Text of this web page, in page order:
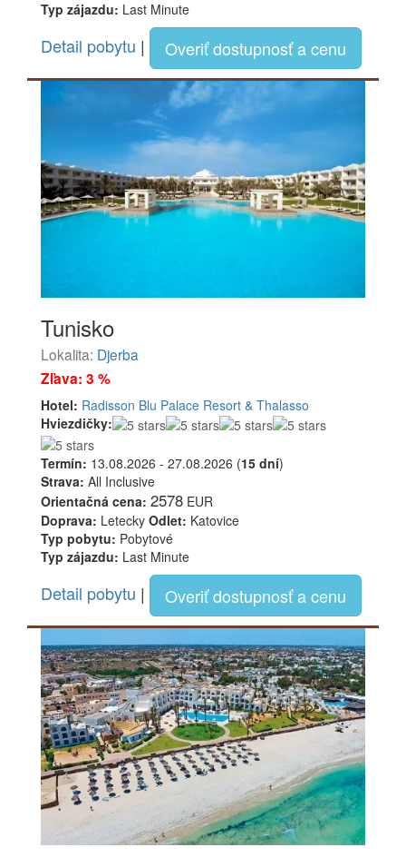
Typ zájazdu: Last Minute
Detail pobytu | Overiť dostupnosť a cenu
Tunisko
Lokalita: Djerba
Zľava: 3 %
Hotel: Radisson Blu Palace Resort & Thalasso
Hviezdičky:
Termín: 13.08.2026 - 27.08.2026 (15 dní)
Strava: All Inclusive
Orientačná cena: 2578 EUR
Doprava: Letecky Odlet: Katovice
Typ pobytu: Pobytové
Typ zájazdu: Last Minute
Detail pobytu | Overiť dostupnosť a cenu